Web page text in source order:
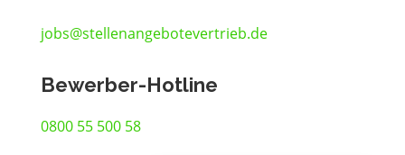
jobs@stellenangebotevertrieb.de
Bewerber-Hotline
0800 55 500 58